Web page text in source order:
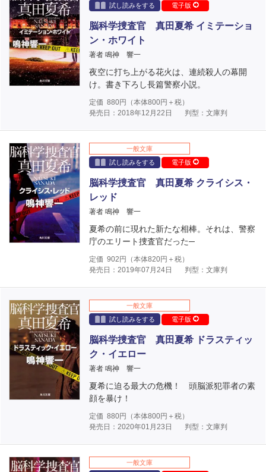
試し読みをする
電子版
脳科学捜査官 真田夏希 イミテーショ
ン・ホワイト
著者 鳴神 響一
夜空に打ち上がる花火は、連続殺人の幕開
け。書き下ろし長篇警察小説。
定価 880円（本体800円＋税）
発売日：2018年12月22日
判型：文庫判
一般文庫
試し読みをする
電子版
脳科学捜査官 真田夏希 クライシス・
レッド
著者 鳴神 響一
夏希の前に現れた新たな相棒。それは、警察
庁のエリート捜査官だった─
定価 902 円（本体820円＋税）
発売日：2019年07月24日
判型：文庫判
一般文庫
試し読みをする
電子版
脳科学捜査官 真田夏希 ドラスティッ
ク・イエロー
著者 鳴神 響一
夏希に迫る最大の危機！ 頭脳派犯罪者の素
顔を暴け！
定価 880円（本体800円＋税）
発売日：2020年01月23日
判型：文庫判
一般文庫